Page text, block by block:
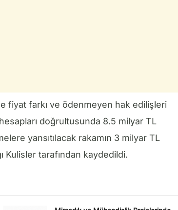
fiyat farkı ve ödenmeyen hak edilişleri
doğrultusunda 8.5 milyar TL
yansıtılacak rakamın 3 milyar TL
Kulisler tarafından kaydedildi.